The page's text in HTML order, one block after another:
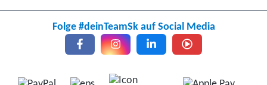
Folge #deinTeamSk auf Social Media